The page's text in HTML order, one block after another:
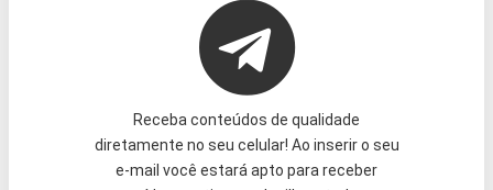
Receba conteúdos de qualidade
diretamente no seu celular! Ao inserir o seu
e-mail você estará apto para receber